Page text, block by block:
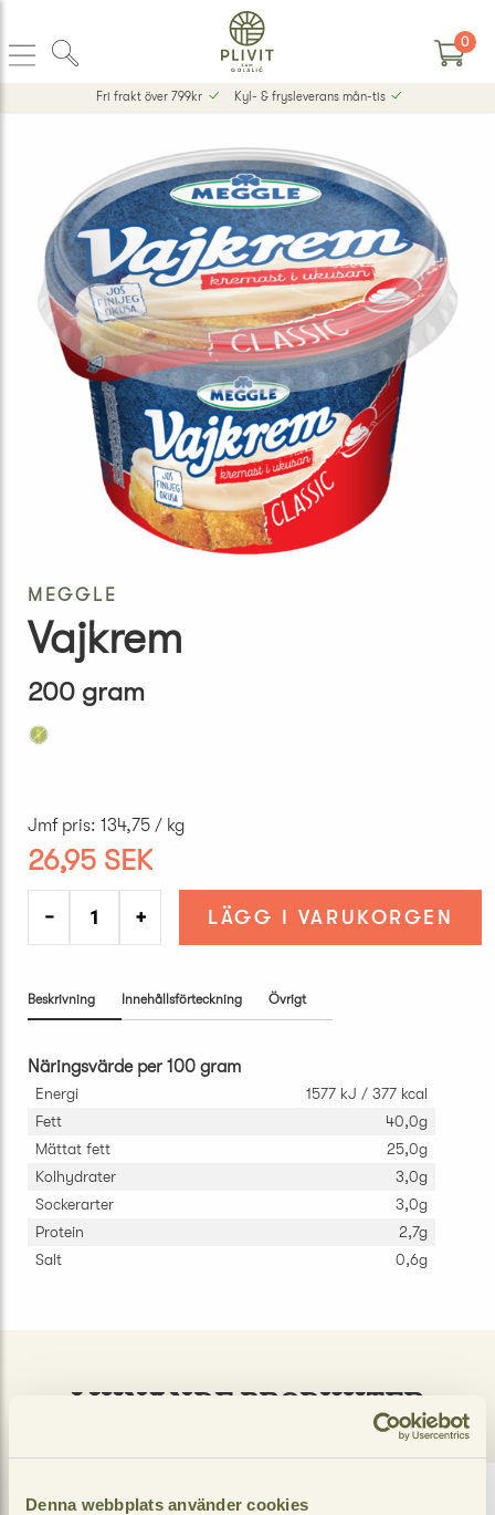
Denna webbplats använder cookies
0
Fri frakt över 799kr Kyl- & frysleverans mån-tis
MEGGLE
Vajkrem
200 gram
Jmf pris: 134,75 / kg
26,95 SEK
− + LÄGG I VARUKORGEN
Beskrivning Innehållsförteckning Övrigt
Näringsvärde per 100 gram
Energi
1577 kJ / 377 kcal
Fett
40,0g
Mättat fett
25,0g
Kolhydrater
3,0g
Sockerarter
3,0g
Protein
2,7g
Salt
0,6g
LIKNANDE PRODUKTER